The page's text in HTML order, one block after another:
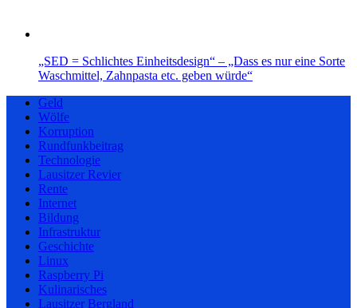
„SED = Schlichtes Einheitsdesign“ – „Dass es nur eine Sorte
Waschmittel, Zahnpasta etc. geben würde“
Geld
Wölfe
Korruption
Rundfunkbeitrag
Technologie
Lausitzer Revier
Rente
Internet
Bildung
Infrastruktur
Geschichte
Linux
Raspberry Pi
Kulinarisches
Lausitzer Bergland